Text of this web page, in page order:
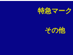
特急マーク
その他